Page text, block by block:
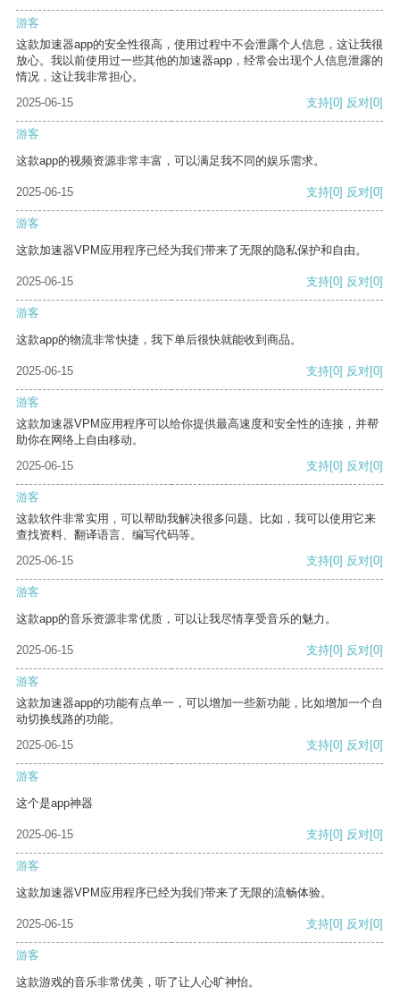
游客
这款加速器app的安全性很高，使用过程中不会泄露个人信息，这让我很
放心。我以前使用过一些其他的加速器app，经常会出现个人信息泄露的
情况，这让我非常担心。
2025-06-15
支持[0] 反对[0]
游客
这款app的视频资源非常丰富，可以满足我不同的娱乐需求。
2025-06-15 支持[0] 反对[0]
游客
这款加速器VPM应用程序已经为我们带来了无限的隐私保护和自由。
2025-06-15 支持[0] 反对[0]
游客
这款app的物流非常快捷，我下单后很快就能收到商品。
2025-06-15 支持[0] 反对[0]
游客
这款加速器VPM应用程序可以给你提供最高速度和安全性的连接，并帮
助你在网络上自由移动。
2025-06-15
支持[0] 反对[0]
游客
这款软件非常实用，可以帮助我解决很多问题。比如，我可以使用它来
查找资料、翻译语言、编写代码等。
2025-06-15
支持[0] 反对[0]
游客
这款app的音乐资源非常优质，可以让我尽情享受音乐的魅力。
2025-06-15 支持[0] 反对[0]
游客
这款加速器app的功能有点单一，可以增加一些新功能，比如增加一个自
动切换线路的功能。
2025-06-15
支持[0] 反对[0]
游客
这个是app神器
2025-06-15 支持[0] 反对[0]
游客
这款加速器VPM应用程序已经为我们带来了无限的流畅体验。
2025-06-15 支持[0] 反对[0]
游客
这款游戏的音乐非常优美，听了让人心旷神怡。